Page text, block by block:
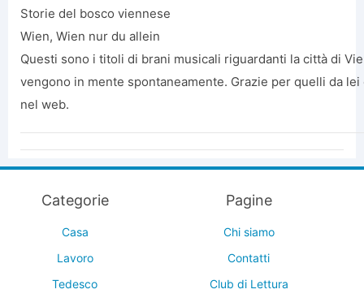
Storie del bosco viennese
Wien, Wien nur du allein
Questi sono i titoli di brani musicali riguardanti la città di
vengono in mente spontaneamente. Grazie per quelli da
nel web.
Categorie
Casa
Lavoro
Tedesco
Pagine
Chi siamo
Contatti
Club di Lettura